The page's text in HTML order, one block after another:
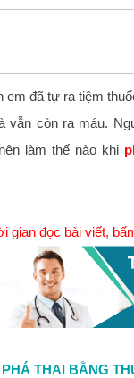
đã tự ra tiệm
vẫn còn ra máu.
làm thế nào khi
gian đọc bài viết,
THAI BẰNG